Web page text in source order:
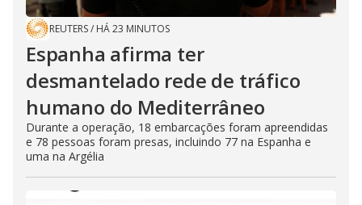
REUTERS/ HÁ 23 MINUTOS
Espanha afirma ter
desmantelado rede de tráfico
humano do Mediterrâneo
Durante a operação, 18 embarcações foram apreendidas
e 78 pessoas foram presas, incluindo 77 na Espanha e
uma na Argélia